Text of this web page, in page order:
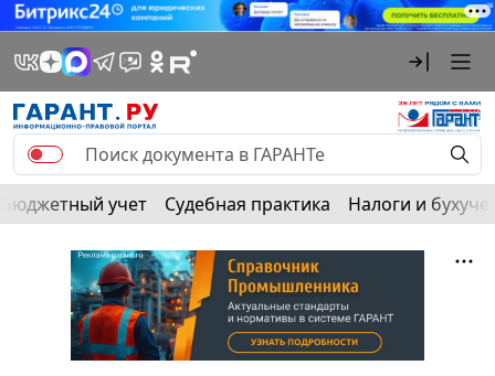
Бюджетный учет Судебная практика Налоги и